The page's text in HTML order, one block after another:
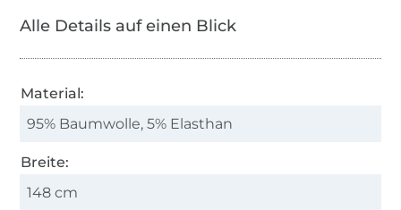
Alle Details auf einen Blick
Material:
95% Baumwolle, 5% Elasthan
Breite:
148 cm